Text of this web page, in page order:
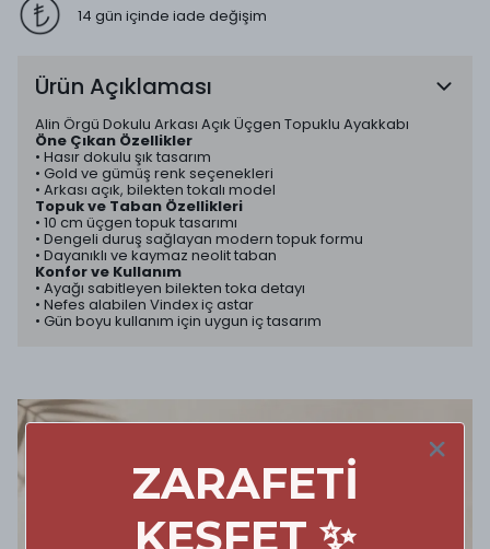
14 gün içinde iade değişim
Ürün Açıklaması
Alin Örgü Dokulu Arkası Açık Üçgen Topuklu Ayakkabı
Öne Çıkan Özellikler
• Hasır dokulu şık tasarım
• Gold ve gümüş renk seçenekleri
• Arkası açık, bilekten tokalı model
Topuk ve Taban Özellikleri
• 10 cm üçgen topuk tasarımı
• Dengeli duruş sağlayan modern topuk formu
• Dayanıklı ve kaymaz neolit taban
Konfor ve Kullanım
• Ayağı sabitleyen bilekten toka detayı
• Nefes alabilen Vindex iç astar
• Gün boyu kullanım için uygun iç tasarım
ZARAFETİ
KEŞFET ✨